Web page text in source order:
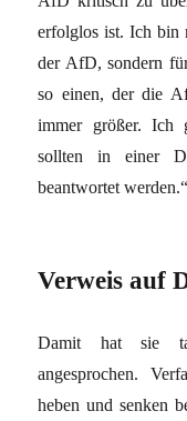
erfolglos ist. Ich bin
der AfD, sondern
so einen, der die
immer größer. Ich
sollten in einer
beantwortet werden.“
Verweis auf
Damit hat sie
angesprochen.
heben und senken